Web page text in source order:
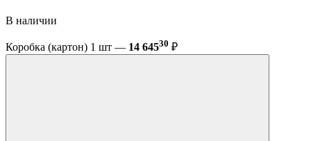
В наличии
Коробка (картон) 1 шт — 14 64530 ₽